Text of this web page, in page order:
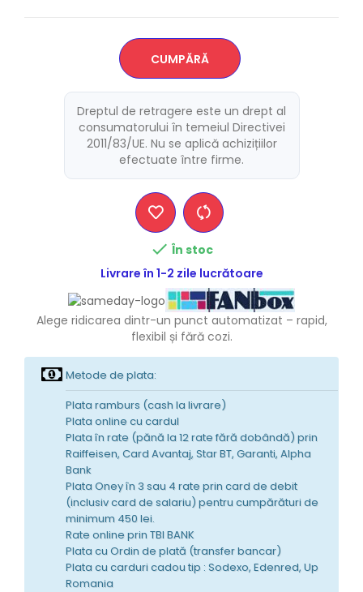
CUMPĂRĂ
Dreptul de retragere este un drept al
consumatorului în temeiul Directivei
2011/83/UE. Nu se aplică achizițiilor
efectuate între firme.
 În stoc
Livrare în 1-2 zile lucrătoare
Alege ridicarea dintr-un punct automatizat – rapid,
flexibil și fără cozi.
Metode de plata:
Plata ramburs (cash la livrare)
Plata online cu cardul
Plata în rate (pănă la 12 rate fără dobândă) prin
Raiffeisen, Card Avantaj, Star BT, Garanti, Alpha
Bank
Plata Oney în 3 sau 4 rate prin card de debit
(inclusiv card de salariu) pentru cumpărături de
minimum 450 lei.
Rate online prin TBI BANK
Plata cu Ordin de plată (transfer bancar)
Plata cu carduri cadou tip : Sodexo, Edenred, Up
Romania